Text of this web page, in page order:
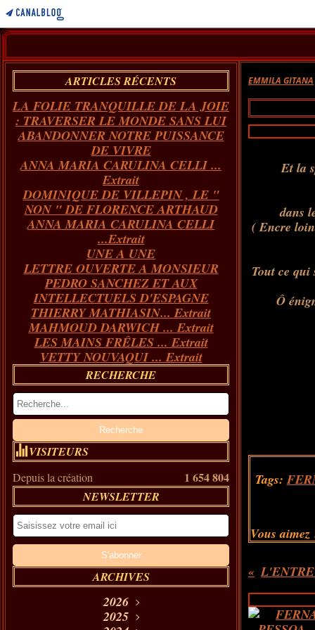
ARTICLES RÉCENTS
LA FOLIE TRANQUILLE DE LA JOIE
: TRAVERSER LE MONDE SANS LUI
ABANDONNER NOTRE PUISSANCE
DE VIVRE
ANNA MARIA CARULINA CELLI ...
Extrait
DOMINIQUE DE VILLEPIN , LE "
NON " DE FLORENCE ARTHAUD
ANNA MARIA CARULINA CELLI
...Extrait
UNE A UNE
LETTRE OUVERTE A MONSIEUR
PEDRO SANCHEZ ET AUX
INTELLECTUELS D'ESPAGNE
THIERRY MATHIASIN... Extrait
MAHMOUD DARWICH ... Extrait
LES MAINS FRÊLES ... Extrait
VETTY NOUVAQUI ... Extrait
RECHERCHE
VISITEURS
Depuis la création 1 654 804
NEWSLETTER
ARCHIVES
2026
Août(11)
2025
EMMILA GITANA
Et la
dans
( Encre
Tout ce qui
Ô
Tags:
Vous aimez